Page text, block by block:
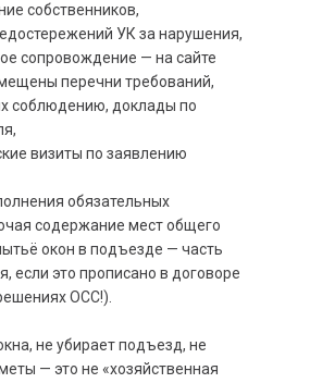
собственников,
УК за нарушения,
сопровождение — на сайте
перечни требований,
соблюдению, доклады по
визиты по заявлению
обязательных
содержание мест общего
окон в подъезде — часть
если это прописано в договоре
ОСС!).
не убирает подъезд, не
— это не «хозяйственная